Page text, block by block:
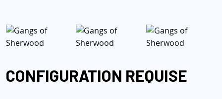
CONFIGURATION REQUISE